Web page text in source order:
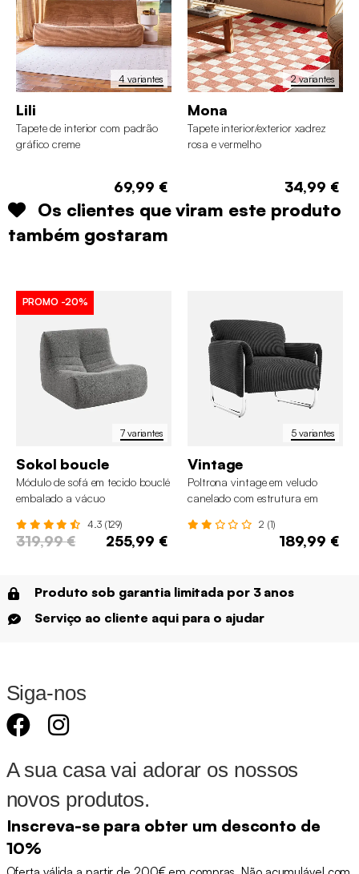
4 variantes
Lili
Tapete de interior com padrão
gráfico creme
69,99 €
2 variantes
Mona
Tapete interior/exterior xadrez
rosa e vermelho
34,99 €
Os clientes que viram este produto
também gostaram
7 variantes
PROMO -20%
Sokol boucle
Módulo de sofá em tecido bouclé
embalado a vácuo
4.3 (129)
319,99 € 255,99 €
5 variantes
Vintage
Poltrona vintage em veludo
canelado com estrutura em
2 (1)
189,99 €
Produto sob garantia limitada por 3 anos
Serviço ao cliente aqui para o ajudar
Siga-nos
A sua casa vai adorar os nossos
novos produtos.
Inscreva-se para obter um desconto de
10%